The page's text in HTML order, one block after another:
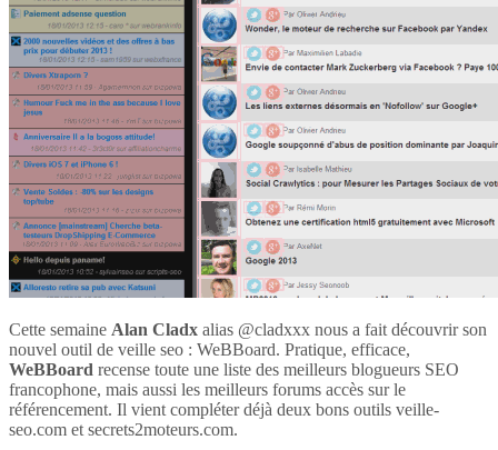
Cette semaine Alan Cladx alias @cladxxx nous a fait découvrir son
nouvel outil de veille seo : WeBBoard. Pratique, efficace,
WeBBoard recense toute une liste des meilleurs blogueurs SEO
francophone, mais aussi les meilleurs forums accès sur le
référencement. Il vient compléter déjà deux bons outils veille-
seo.com et secrets2moteurs.com.